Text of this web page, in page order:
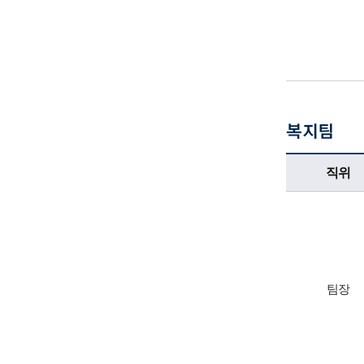
복지팀
복지팀업무담당자의 정보로 직위, 전화번호, 담당업무를 안내하고 있습니다
직위
팀장